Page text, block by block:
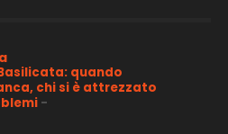
quando
chi si è attrezzato
-